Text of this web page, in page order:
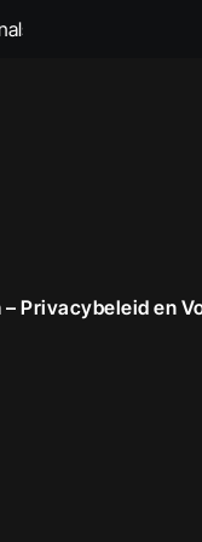
Werkvloer
– Privacybeleid en